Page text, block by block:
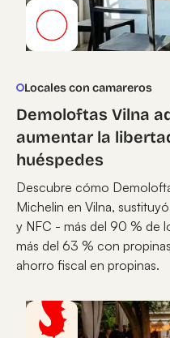
Locales con camareros
Demoloftas Vilna
aumentar la
huéspedes
Descubre cómo
Michelin en Vilna,
y NFC - más del 90 % de
más del 63 % con
ahorro fiscal en propinas.